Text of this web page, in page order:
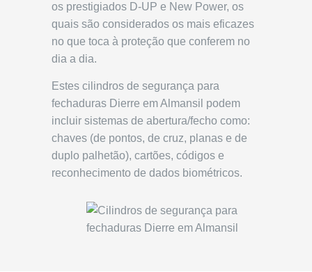
os prestigiados D-UP e New Power, os
quais são considerados os mais eficazes
no que toca à proteção que conferem no
dia a dia.
Estes cilindros de segurança para
fechaduras Dierre em Almansil podem
incluir sistemas de abertura/fecho como:
chaves (de pontos, de cruz, planas e de
duplo palhetão), cartões, códigos e
reconhecimento de dados biométricos.